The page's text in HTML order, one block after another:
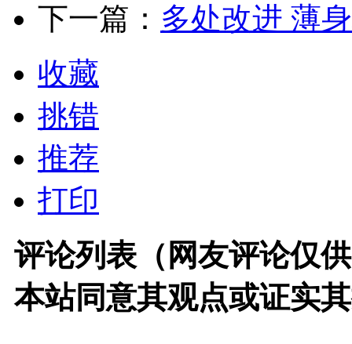
下一篇： 多处改进 薄
收藏
挑错
推荐
打印
评论列表（网友评论仅
本站同意其观点或证实